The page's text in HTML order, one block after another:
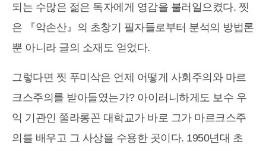
되는 수많은 젊은 독자에게 영감을 불러일으켰다. 찟
은 『악손산』의 초창기 필자들로부터 분석의 방법론
뿐 아니라 글의 소재도 얻었다.
그렇다면 찟 푸미삭은 언제 어떻게 사회주의와 마르
크스주의를 받아들였는가? 아이러니하게도 보수 우
익 기관인 쭐라롱꼰 대학교가 바로 그가 마르크스주
의를 배우고 그 사상을 수용한 곳이다. 1950년대 초